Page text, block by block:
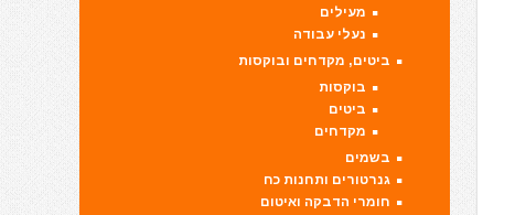
מעילים
נעלי עבודה
ביטים, מקדחים ובוקסות
בוקסות
ביטים
מקדחים
בשמים
גנרטורים ותחנות כח
חומרי הדבקה ואיטום